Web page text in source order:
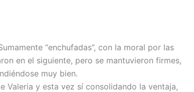
“enchufadas”, con la moral por las
en el siguiente, pero se mantuvieron firmes,
muy bien.
Valeria y esta vez sí consolidando la ventaja,